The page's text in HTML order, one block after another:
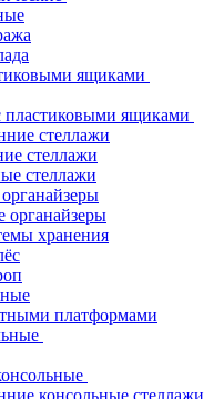
ящиками
пластиковыми ящиками
стеллажи
стеллажи
стеллажи
органайзеры
хранения
платформами
консольные стеллажи